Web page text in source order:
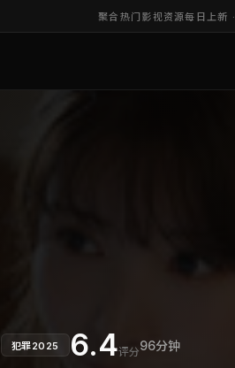
聚合热门影视资源每日上新 ·
犯罪2025 6.4评分96分钟